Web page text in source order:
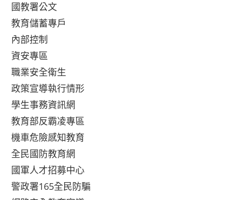
國教署公文
教育儲蓄專戶
內部控制
資安專區
職業安全衛生
政策宣導執行情形
學生事務資訊網
教育部反霸凌專區
機車危險感知教育
全民國防教育網
國軍人才招募中心
警政署165全民防騙